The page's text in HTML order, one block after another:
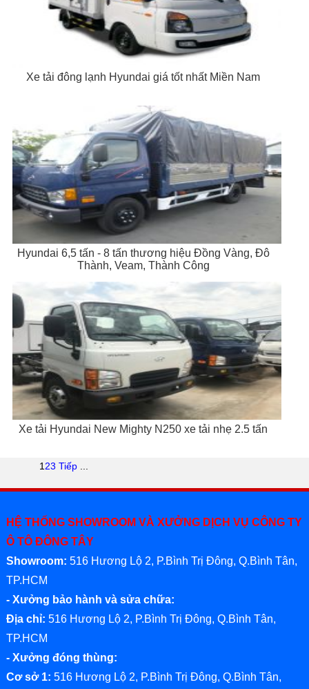
Xe tải đông lạnh Hyundai giá tốt nhất Miền Nam
Hyundai 6,5 tấn - 8 tấn thương hiệu Đồng Vàng, Đô
Thành, Veam, Thành Công
Xe tải Hyundai New Mighty N250 xe tải nhẹ 2.5 tấn
1 23 Tiếp
HỆ THỐNG SHOWROOM VÀ XƯỞNG DỊCH VỤ CÔNG TY
Ô TÔ ĐÔNG TÂY
Showroom: 516 Hương Lộ 2, P.Bình Trị Đông, Q.Bình Tân,
TP.HCM
- Xưởng bảo hành và sửa chữa:
Địa chỉ: 516 Hương Lộ 2, P.Bình Trị Đông, Q.Bình Tân,
TP.HCM
- Xưởng đóng thùng:
Cơ sở 1: 516 Hương Lộ 2, P.Bình Trị Đông, Q.Bình Tân,